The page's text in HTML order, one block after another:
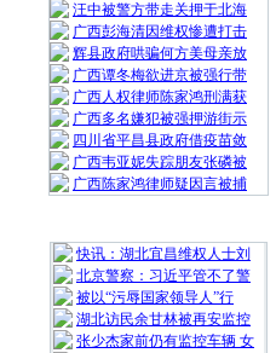
汪中被警方带走关押于北海
广西彭海清因维权惨遭打击
辉县政府哄骗何方美母亲放
广西谭冬梅欲进京被强行带
广西人权律师陈家鸿刑满获
广西多名嫌犯被强押游街示
四川省平昌县政府借疫苗敛
广西韦亚妮失踪朋友张磷被
广西陈家鸿律师疑因言被捕
快讯：湖北宜昌维权人士刘
北京警察：习近平管不了警
被以“污辱国家领导人”行
湖北访民余甘林被再安监控
张少杰家前仍有监控车辆 女